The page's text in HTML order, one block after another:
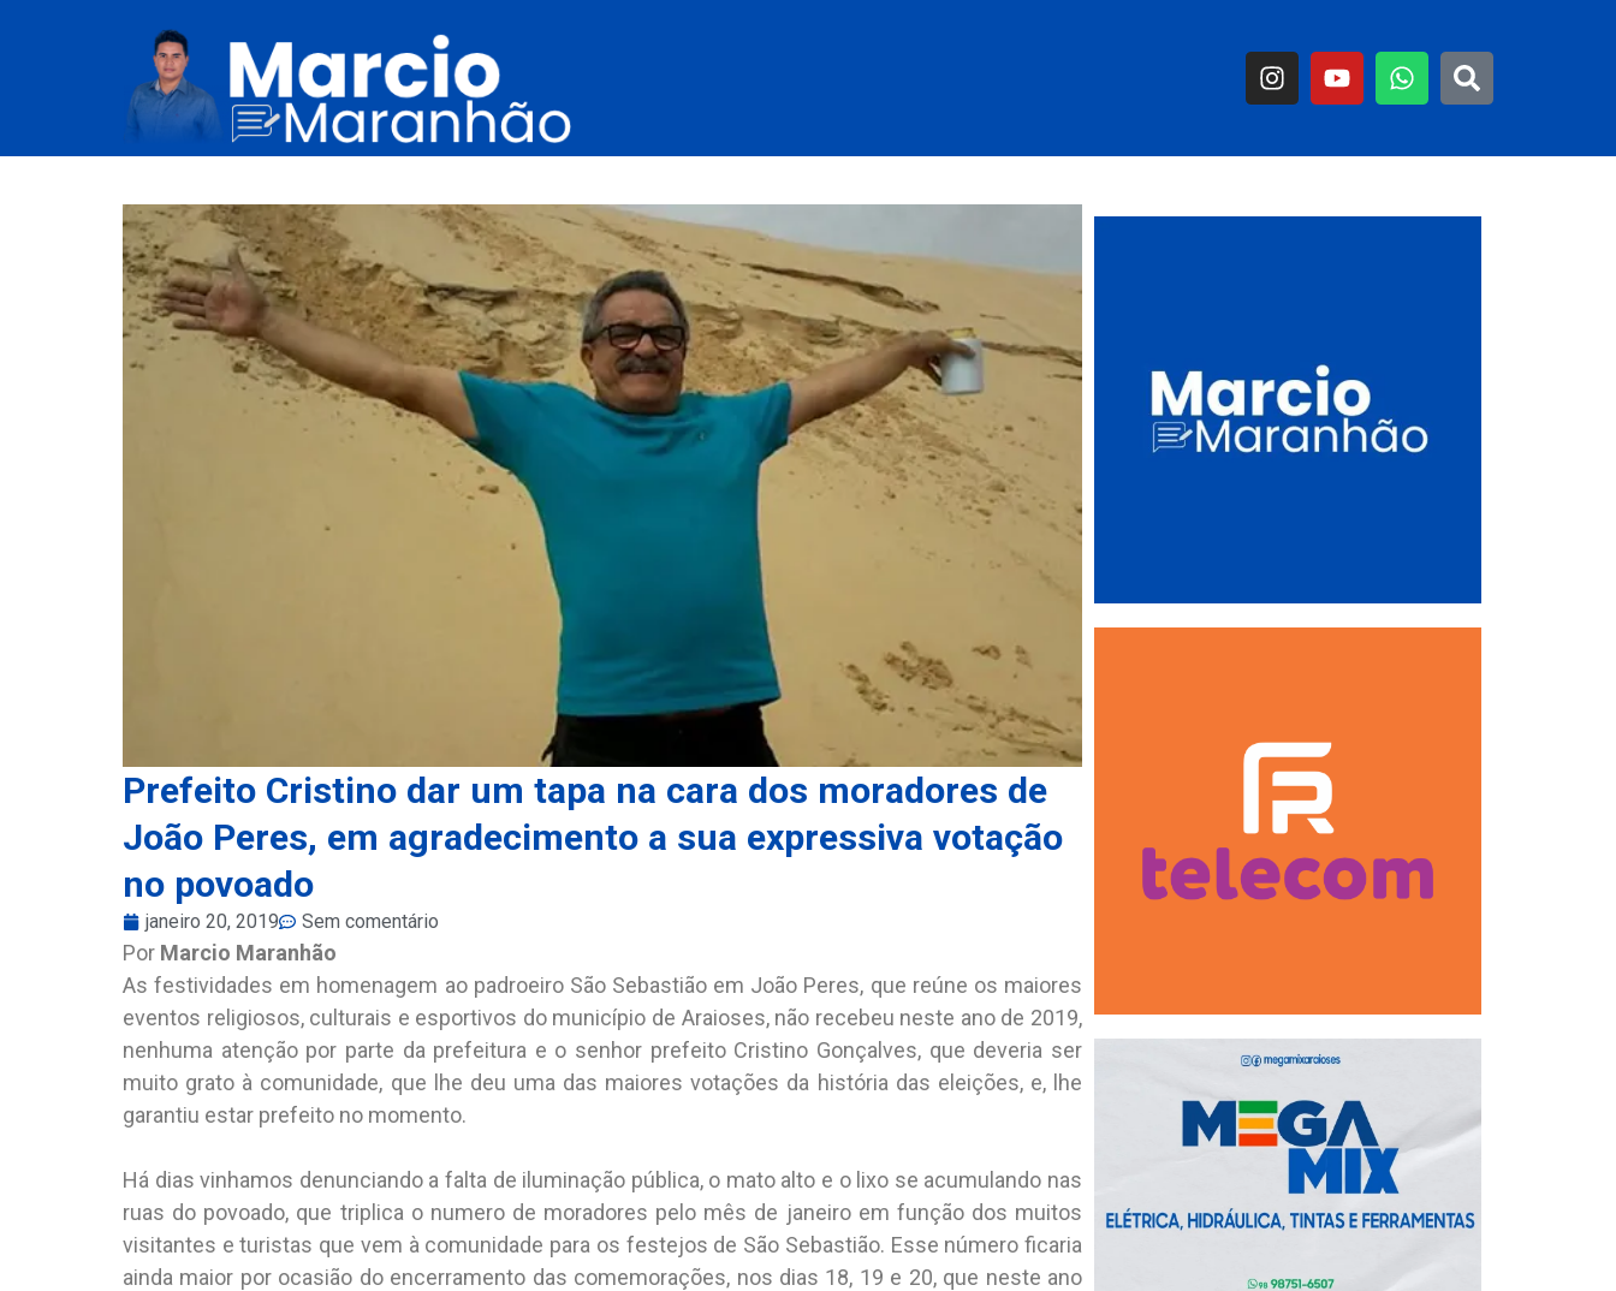
Prefeito Cristino dar um tapa na cara dos moradores de
João Peres, em agradecimento a sua expressiva votação
no povoado
janeiro 20, 2019 Sem comentário
Por Marcio Maranhão
As festividades em homenagem ao padroeiro São Sebastião em João Peres, que reúne os maiores
eventos religiosos, culturais e esportivos do município de Araioses, não recebeu neste ano de 2019,
nenhuma atenção por parte da prefeitura e o senhor prefeito Cristino Gonçalves, que deveria ser
muito grato à comunidade, que lhe deu uma das maiores votações da história das eleições, e, lhe
garantiu estar prefeito no momento.
Há dias vinhamos denunciando a falta de iluminação pública, o mato alto e o lixo se acumulando nas
ruas do povoado, que triplica o numero de moradores pelo mês de janeiro em função dos muitos
visitantes e turistas que vem à comunidade para os festejos de São Sebastião. Esse número ficaria
ainda maior por ocasião do encerramento das comemorações, nos dias 18, 19 e 20, que neste ano